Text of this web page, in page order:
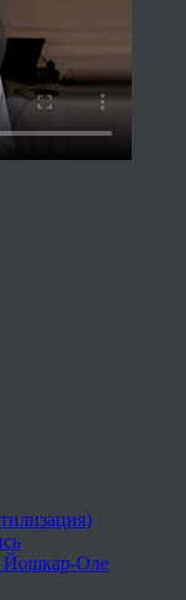
Йошкар-Оле